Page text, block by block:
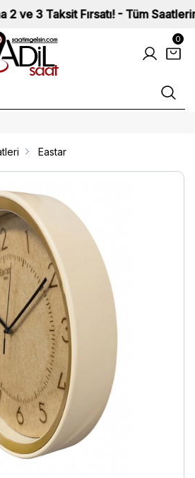
3 Taksit Fırsatı! - Tüm
0
Eastar